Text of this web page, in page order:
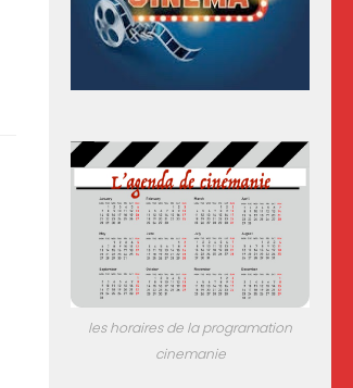
les horaires de la programation
cinemanie